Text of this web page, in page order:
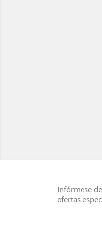
Infórmese
ofertas